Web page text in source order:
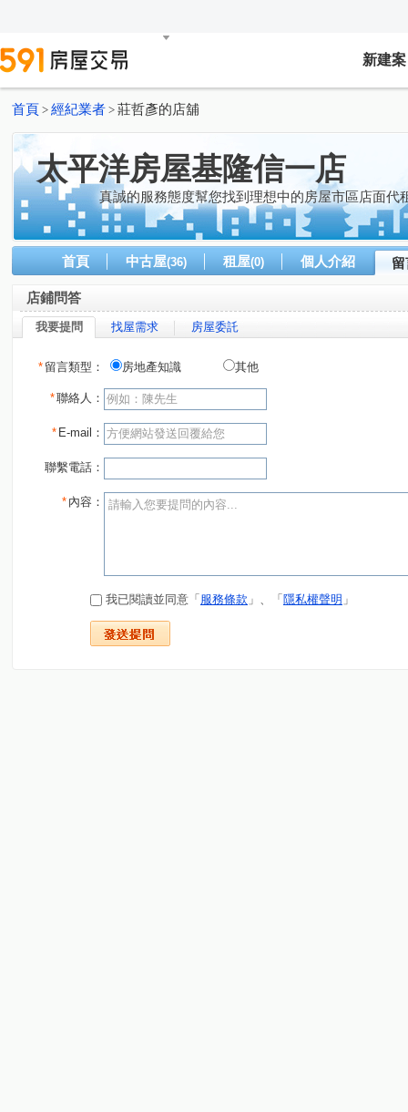
新建案
首頁 > 經紀業者 > 莊哲彥的店舖
太平洋房屋基隆信一店
真誠的服務態度幫您找到理想中的房屋市區店面代
首頁 中古屋(36) 租屋(0) 個人介紹
店鋪問答
我要提問 找屋需求 房屋委託
* 留言類型： 房地產知識 其他
*聯絡人：
* E-mail：
聯繫電話：
* 內容：
我已閱讀並同意「 服務條款 」、「 隱私權聲明 」